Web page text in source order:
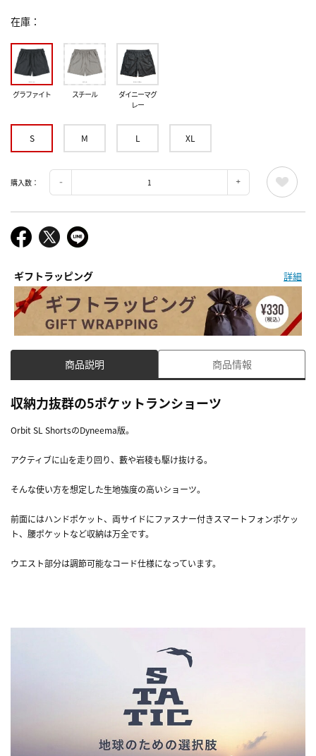
在庫
グラファイト スチール
ダイニーマグ
レー
S M L XL
購入数：
ギフトラッピング 詳細
商品説明 商品情報
収納力抜群の5ポケットランショーツ
Orbit SL ShortsのDyneema版。
アクティブに山を走り回り、藪や岩稜も駆け抜ける。
そんな使い方を想定した生地強度の高いショーツ。
前面にはハンドポケット、両サイドにファスナー付きスマートフォンポケッ
ト、腰ポケットなど収納は万全です。
ウエスト部分は調節可能なコード仕様になっています。